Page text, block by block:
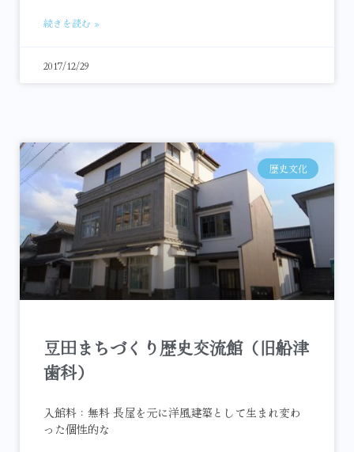
続きを読む »
2017/12/29
歴史文化
豆田まちづくり歴史交流館（旧船津
歯科）
入館料：無料 長屋を元に洋風建築として生まれ変わ
った個性的な